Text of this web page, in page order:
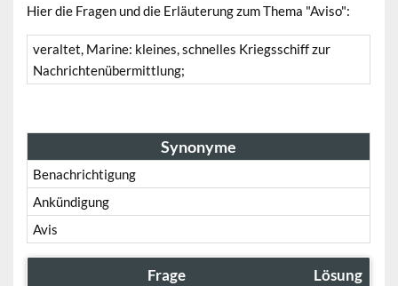
Hier die Fragen und die Erläuterung zum Thema "Aviso":
veraltet, Marine: kleines, schnelles Kriegsschiff zur
Nachrichtenübermittlung;
Synonyme
Benachrichtigung
Ankündigung
Avis
Frage Lösung